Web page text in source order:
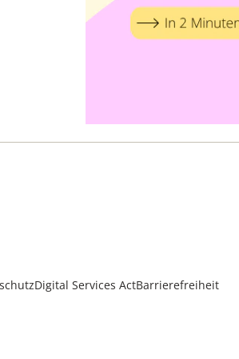
Digital Services ActBarrierefreiheit